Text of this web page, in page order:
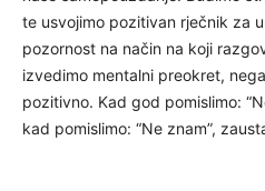
te usvojimo pozitivan rječnik za
pozornost na način na koji
izvedimo mentalni preokret,
pozitivno. Kad god pomislimo:
kad pomislimo: “Ne znam”,